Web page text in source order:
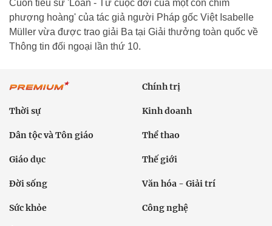
Cuốn tiểu sử 'Loan - Từ cuộc đời của một con chim
phượng hoàng' của tác giả người Pháp gốc Việt Isabelle
Müller vừa được trao giải Ba tại Giải thưởng toàn quốc về
Thông tin đối ngoại lần thứ 10.
Chính trị
Thời sự Kinh doanh
Dân tộc và Tôn giáo Thể thao
Giáo dục Thế giới
Đời sống Văn hóa - Giải trí
Sức khỏe Công nghệ